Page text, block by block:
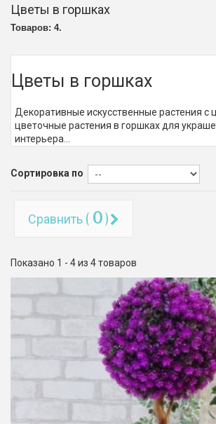
Цветы в горшках
Товаров: 4.
Цветы в горшках
Декоративные искусственные растения с
цветочные растения в горшках для
интерьера...
Сортировка по
Сравнить ( 0)
Показано 1 - 4 из 4 товаров